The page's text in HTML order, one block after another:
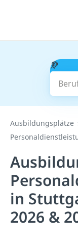
Ausbildungsplätze
in
2026 &